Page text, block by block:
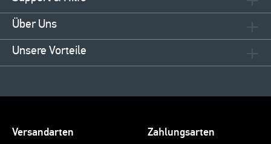
Über Uns
Unsere Vorteile
Versandarten Zahlungsarten